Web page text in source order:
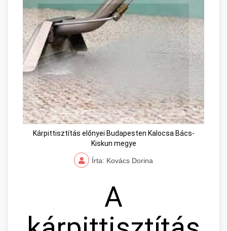
Kárpittisztítás előnyei Budapesten Kalocsa Bács-
Kiskun megye
Írta: Kovács Dorina
A